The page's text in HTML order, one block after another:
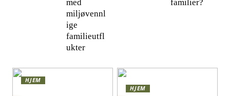
med
miljøvennl
ige
familieutfl
ukter
familier?
HJEM
HJEM